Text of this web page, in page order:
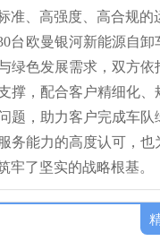
准、高强度、高合规的
台欧曼银河新能源自
绿色发展需求，双方
撑，配合客户精细化
题，助力客户完成车
务能力的高度认可，
牢了坚实的战略根基。